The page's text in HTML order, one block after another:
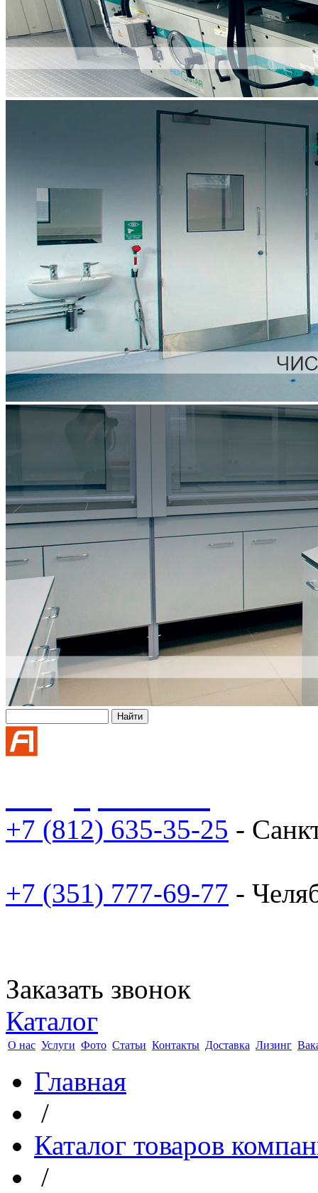
+7 (812) 635-35-25 -
+7 (351) 777-69-77 -
Заказать звонок
Каталог
О нас Услуги Фото Статьи Контакты Доставка Лизинг
Главная
/
Каталог товаров
/